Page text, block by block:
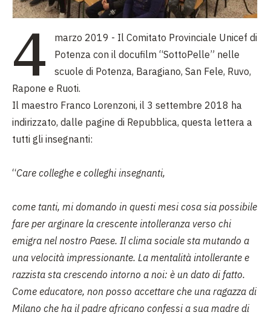
4 marzo 2019 - Il Comitato Provinciale Unicef di
Potenza con il docufilm “SottoPelle” nelle
scuole di Potenza, Baragiano, San Fele, Ruvo,
Rapone e Ruoti.
Il maestro Franco Lorenzoni, il 3 settembre 2018 ha
indirizzato, dalle pagine di Repubblica, questa lettera a
tutti gli insegnanti:
“Care colleghe e colleghi insegnanti,
come tanti, mi domando in questi mesi cosa sia possibile
fare per arginare la crescente intolleranza verso chi
emigra nel nostro Paese. Il clima sociale sta mutando a
una velocità impressionante. La mentalità intollerante e
razzista sta crescendo intorno a noi: è un dato di fatto.
Come educatore, non posso accettare che una ragazza di
Milano che ha il padre africano confessi a sua madre di